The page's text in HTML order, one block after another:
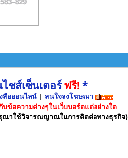
ชส์เซ็นเตอร์ฟรี! *
สือออนไลน์ | สนใจลงโฆษณา
ข้อความต่างๆในเว็บบอร์ดแต่อย่างใด
ณาใช้วิจารณญาณในการติดต่อทางธุรกิจ)